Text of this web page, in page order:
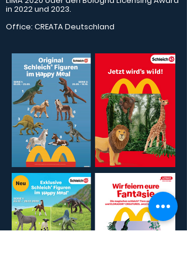
in 2022 und 2023.
Office: CREATA Deutschland